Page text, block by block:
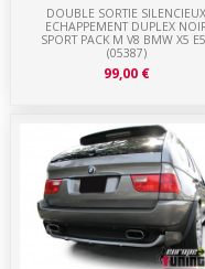
DOUBLE SORTIE SILENCIEUX
ECHAPPEMENT DUPLEX
SPORT PACK M V8 BMW X5
(05387)
99,00 €